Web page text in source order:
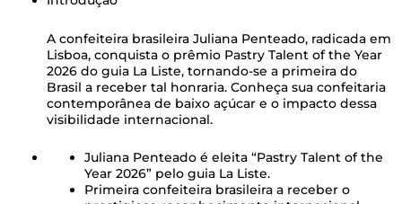
A confeiteira brasileira Juliana Penteado, radicada em
Lisboa, conquista o prêmio Pastry Talent of the Year
2026 do guia La Liste, tornando-se a primeira do
Brasil a receber tal honraria. Conheça sua confeitaria
contemporânea de baixo açúcar e o impacto dessa
visibilidade internacional.
Juliana Penteado é eleita “Pastry Talent of the
Year 2026” pelo guia La Liste.
Primeira confeiteira brasileira a receber o